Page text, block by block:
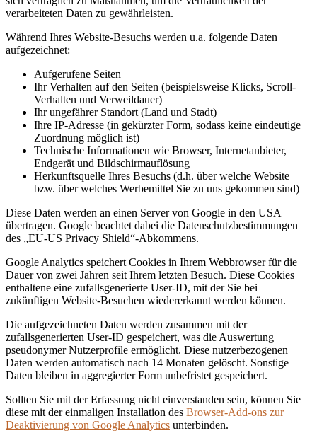
verarbeiteten Daten zu gewährleisten.
Während Ihres Website-Besuchs werden u.a. folgende Daten
aufgezeichnet:
Aufgerufene Seiten
Ihr Verhalten auf den Seiten (beispielsweise Klicks, Scroll-
Verhalten und Verweildauer)
Ihr ungefährer Standort (Land und Stadt)
Ihre IP-Adresse (in gekürzter Form, sodass keine eindeutige
Zuordnung möglich ist)
Technische Informationen wie Browser, Internetanbieter,
Endgerät und Bildschirmauflösung
Herkunftsquelle Ihres Besuchs (d.h. über welche Website
bzw. über welches Werbemittel Sie zu uns gekommen sind)
Diese Daten werden an einen Server von Google in den USA
übertragen. Google beachtet dabei die Datenschutzbestimmungen
des „EU-US Privacy Shield“-Abkommens.
Google Analytics speichert Cookies in Ihrem Webbrowser für die
Dauer von zwei Jahren seit Ihrem letzten Besuch. Diese Cookies
enthaltene eine zufallsgenerierte User-ID, mit der Sie bei
zukünftigen Website-Besuchen wiedererkannt werden können.
Die aufgezeichneten Daten werden zusammen mit der
zufallsgenerierten User-ID gespeichert, was die Auswertung
pseudonymer Nutzerprofile ermöglicht. Diese nutzerbezogenen
Daten werden automatisch nach 14 Monaten gelöscht. Sonstige
Daten bleiben in aggregierter Form unbefristet gespeichert.
Sollten Sie mit der Erfassung nicht einverstanden sein, können Sie
diese mit der einmaligen Installation des Browser-Add-ons zur
Deaktivierung von Google Analytics unterbinden.